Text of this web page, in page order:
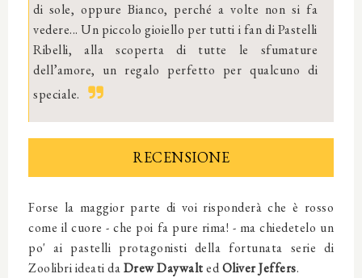
di sole, oppure Bianco, perché a volte non si fa
vedere... Un piccolo gioiello per tutti i fan di Pastelli
Ribelli, alla scoperta di tutte le sfumature
dell’amore, un regalo perfetto per qualcuno di
speciale.
RECENSIONE
Forse la maggior parte di voi risponderà che è rosso
come il cuore - che poi fa pure rima! - ma chiedetelo un
po' ai pastelli protagonisti della fortunata serie di
Zoolibri ideati daDrew DaywaltedOliver Jeffers.